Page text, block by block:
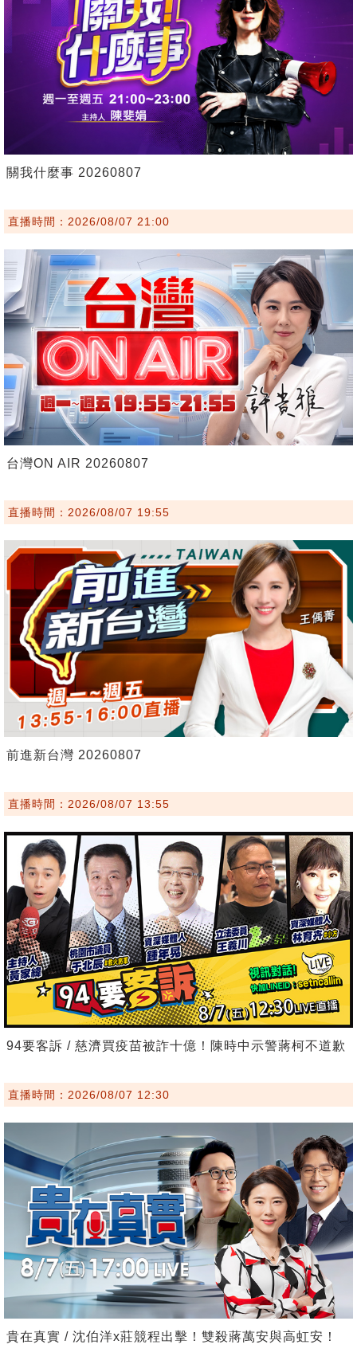
關我什麼事 20260807
直播時間：2026/08/07 21:00
台灣ON AIR 20260807
直播時間：2026/08/07 19:55
前進新台灣 20260807
直播時間：2026/08/07 13:55
94要客訴 / 慈濟買疫苗被詐十億！陳時中示警蔣柯不道歉
直播時間：2026/08/07 12:30
貴在真實 / 沈伯洋x莊競程出擊！雙殺蔣萬安與高虹安！